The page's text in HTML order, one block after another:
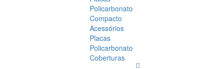
Policarbonato
Compacto
Acessórios
Placas
Policarbonato
Coberturas